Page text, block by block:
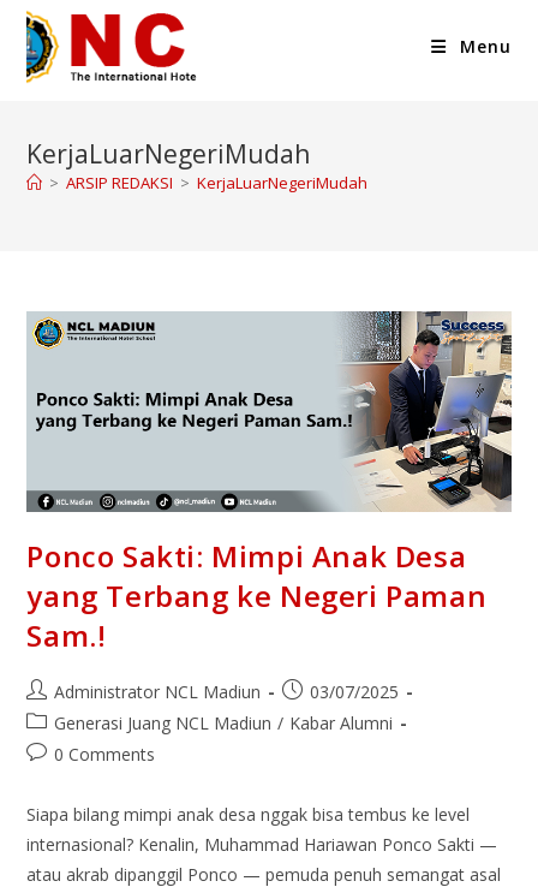
Menu
KerjaLuarNegeriMudah
> ARSIP REDAKSI > KerjaLuarNegeriMudah
Ponco Sakti: Mimpi Anak Desa
yang Terbang ke Negeri Paman
Sam.!
Administrator NCL Madiun
03/07/2025
Generasi Juang NCL Madiun / Kabar Alumni
0 Comments
Siapa bilang mimpi anak desa nggak bisa tembus ke level
internasional? Kenalin, Muhammad Hariawan Ponco Sakti —
atau akrab dipanggil Ponco — pemuda penuh semangat asal